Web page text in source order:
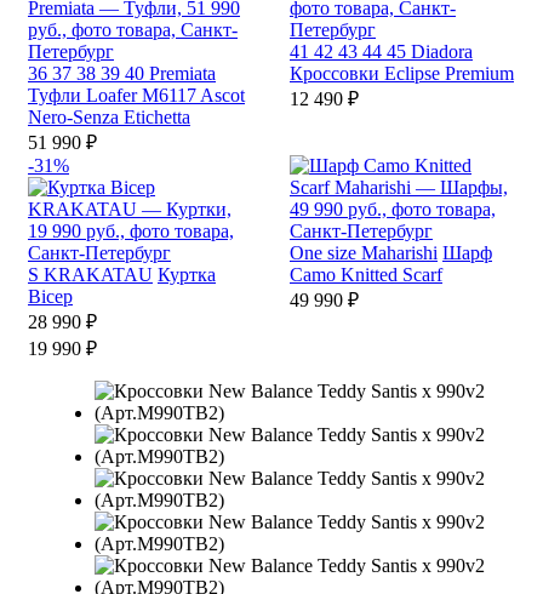
36 37 38 39 40 Premiata
Туфли Loafer M6117 Ascot
Nero-Senza Etichetta
51 990 ₽
41 42 43 44 45 Diadora
Кроссовки Eclipse Premium
12 490 ₽
-31%
S KRAKATAU Куртка
Bicep
28 990 ₽
19 990 ₽
One size Maharishi Шарф
Camo Knitted Scarf
49 990 ₽